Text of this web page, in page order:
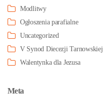
Modlitwy
Ogłoszenia parafialne
Uncategorized
V Synod Diecezji Tarnowskiej
Walentynka dla Jezusa
Meta